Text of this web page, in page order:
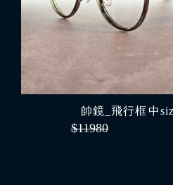
帥鏡_飛行框 中
$11980